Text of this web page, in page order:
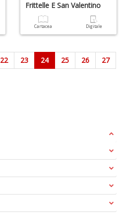
Frittelle E San Valentino
Cartacea Digitale
22 23 24 25 26
27